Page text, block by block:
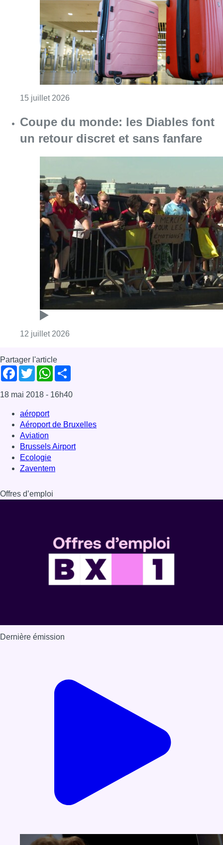
15 juillet 2026
Coupe du monde: les Diables font
un retour discret et sans fanfare
12 juillet 2026
Partager l'article
Facebook
TwitterWhatsApp
18 mai 2018 - 16h40
aéroport
Aéroport de Bruxelles
Aviation
Brussels Airport
Ecologie
Zaventem
Offres d’emploi
Dernière émission